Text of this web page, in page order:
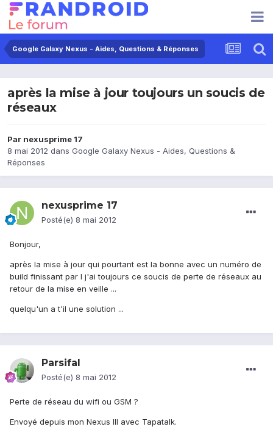
Google Galaxy Nexus - Aides, Questions & Réponses
après la mise à jour toujours un soucis de
réseaux
Par nexusprime 17
8 mai 2012 dans Google Galaxy Nexus - Aides, Questions &
Réponses
nexusprime 17
Posté(e) 8 mai 2012
Bonjour,
après la mise à jour qui pourtant est la bonne avec un numéro de
build finissant par I j'ai toujours ce soucis de perte de réseaux au
retour de la mise en veille ...
quelqu'un a t'il une solution ...
Parsifal
Posté(e) 8 mai 2012
Perte de réseau du wifi ou GSM ?
Envoyé depuis mon Nexus III avec Tapatalk.